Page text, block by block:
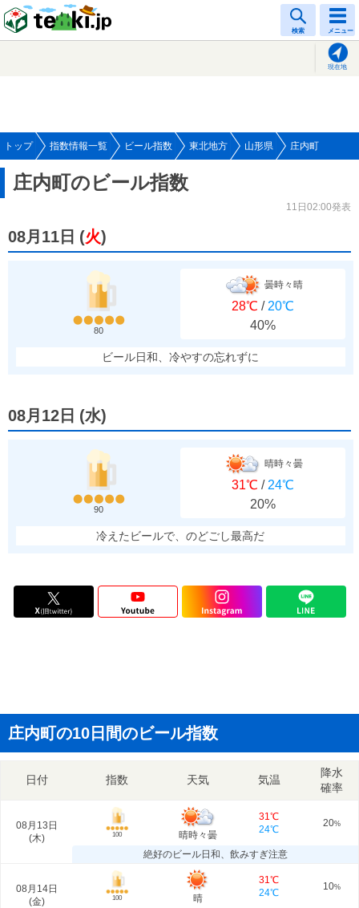
検索 メニュー
現在地
トップ 指数情報一覧 ビール指数 東北地方 山形県 庄内町
庄内町のビール指数
11日02:00発表
08月11日 (火)
80
曇時々晴
28℃ / 20℃
40%
ビール日和、冷やすの忘れずに
08月12日 (水)
90
晴時々曇
31℃ / 24℃
20%
冷えたビールで、のどごし最高だ
庄内町の10日間のビール指数
日付 指数 天気 気温
降水
確率
08月13日
(木) 100 晴時々曇
31℃
24℃
20%
絶好のビール日和、飲みすぎ注意
08月14日
(金) 100 晴
31℃
24℃
10%